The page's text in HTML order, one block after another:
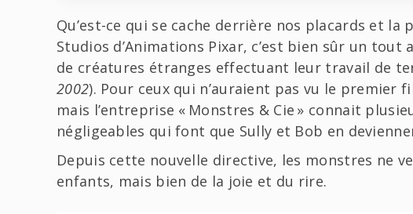
Qu’est-ce qui se cache derrière nos placards et
Studios d’Animations Pixar, c’est bien sûr un
de créatures étranges effectuant leur travail de
2002). Pour ceux qui n’auraient pas vu le premier
mais l’entreprise « Monstres & Cie » connait
négligeables qui font que Sully et Bob en
Depuis cette nouvelle directive, les monstres ne
enfants, mais bien de la joie et du rire.